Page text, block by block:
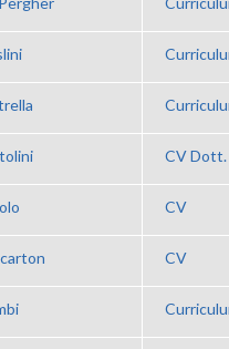
CV
CV
CV